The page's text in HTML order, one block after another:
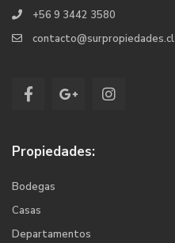
+56 9 3442 3580
contacto@surpropiedades.cl
Propiedades:
Bodegas
Casas
Departamentos